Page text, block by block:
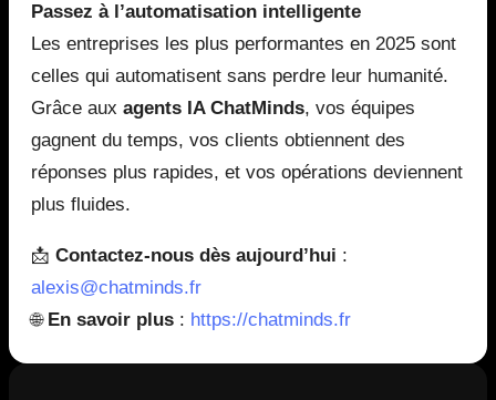
Passez à l’automatisation intelligente
Les entreprises les plus performantes en 2025 sont
celles qui automatisent sans perdre leur humanité.
Grâce auxagents IA ChatMinds, vos équipes
gagnent du temps, vos clients obtiennent des
réponses plus rapides, et vos opérations deviennent
plus fluides.
📩Contactez-nous dès aujourd’hui :
alexis@chatminds.fr
🌐 En savoir plus : https://chatminds.fr